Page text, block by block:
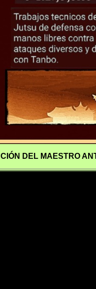
DEL MAESTRO